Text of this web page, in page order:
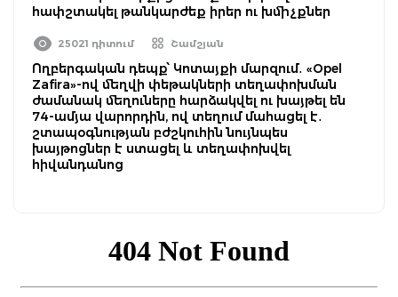
հափշտակել թանկարժեք իրեր ու խմիչքներ
25021 դիտում Շամշյան
Ողբերգական դեպք՝ Կոտայքի մարզում․ «Opel
Zafira»-ով մեղվի փեթակների տեղափոխման
ժամանակ մեղուները հարձակվել ու խայթել են
74-ամյա վարորդին, ով տեղում մահացել է․
շտապօգնության բժշկուհին նույնպես
խայթոցներ է ստացել և տեղափոխվել
հիվանդանոց